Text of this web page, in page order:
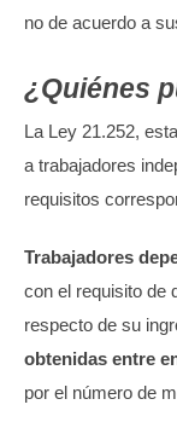
no de acuerdo a
¿Quiénes
La Ley 21.252,
a trabajadores
requisitos
Trabajadores
con el requisito de
respecto de su
obtenidas entre
por el número de